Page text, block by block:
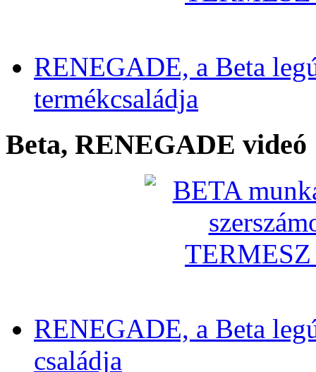
RENEGADE, a Beta
termékcsaládja
Beta, RENEGADE videó
RENEGADE, a Beta
családja